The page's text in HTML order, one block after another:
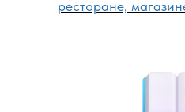
ресторане,